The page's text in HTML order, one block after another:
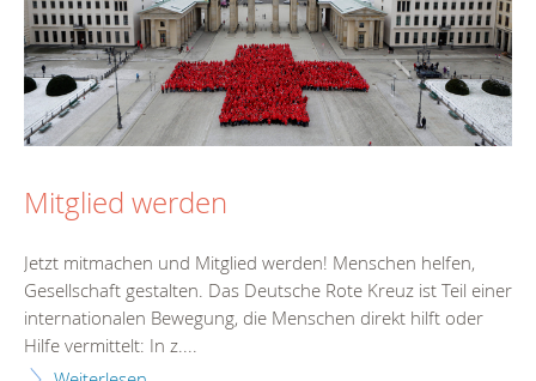
Mitglied werden
Jetzt mitmachen und Mitglied werden! Menschen helfen,
Gesellschaft gestalten. Das Deutsche Rote Kreuz ist Teil einer
internationalen Bewegung, die Menschen direkt hilft oder
Hilfe vermittelt: In z....